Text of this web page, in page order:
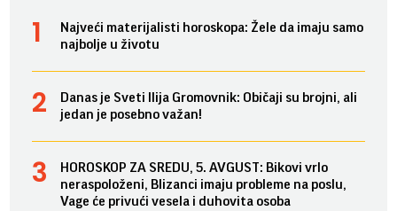
Najveći materijalisti horoskopa: Žele da imaju samo
najbolje u životu
Danas je Sveti Ilija Gromovnik: Običaji su brojni, ali
jedan je posebno važan!
HOROSKOP ZA SREDU, 5. AVGUST: Bikovi vrlo
neraspoloženi, Blizanci imaju probleme na poslu,
Vage će privući vesela i duhovita osoba